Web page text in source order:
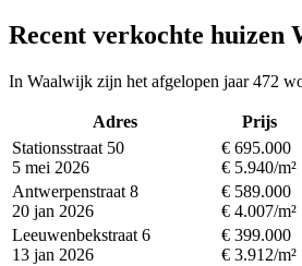
Recent verkochte huizen
In Waalwijk zijn het afgelopen jaar 472
Adres Prijs
Stationsstraat 50
5 mei 2026
€ 695.000
€ 5.940/m²
Antwerpenstraat 8
20 jan 2026
€ 589.000
€ 4.007/m²
Leeuwenbekstraat 6
13 jan 2026
€ 399.000
€ 3.912/m²